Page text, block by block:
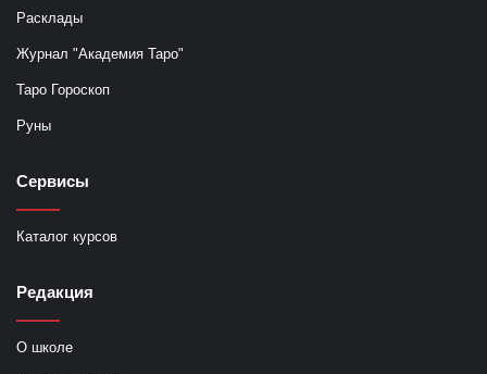
Расклады
Журнал "Академия Таро"
Таро Гороскоп
Руны
Сервисы
Каталог курсов
Редакция
О школе